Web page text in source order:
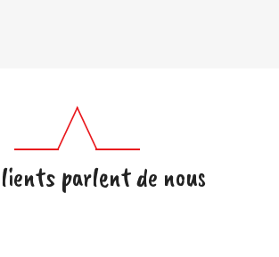
parlent de nous